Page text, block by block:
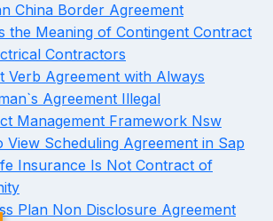
China Border Agreement
the Meaning of Contingent Contract
Contractors
Verb Agreement with Always
Agreement Illegal
Management Framework Nsw
View Scheduling Agreement in Sap
Insurance Is Not Contract of
Plan Non Disclosure Agreement